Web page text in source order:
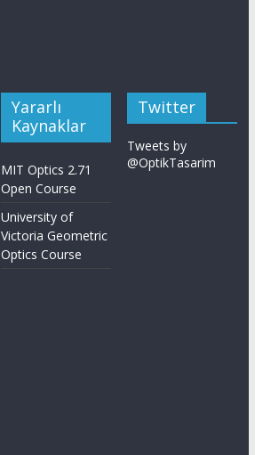
Yararlı
Kaynaklar
MIT Optics 2.71
Open Course
University of
Victoria Geometric
Optics Course
Twitter
Tweets by
@OptikTasarim